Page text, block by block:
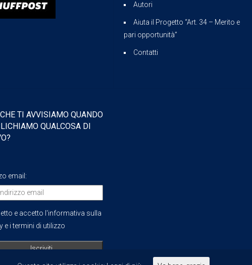
Autori
Aiuta il Progetto “Art. 34 – Merito e
pari opportunità”
Contatti
TI AVVISIAMO QUANDO
QUALCOSA DI
email:
e accetto l'informativa sulla
e i termini di utilizzo